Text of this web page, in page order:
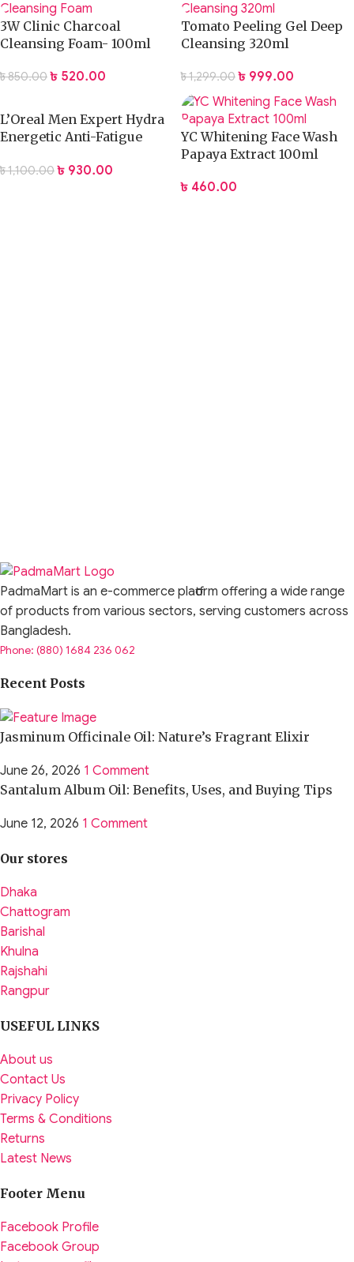
3W Clinic Charcoal
Cleansing Foam- 100ml
৳850.00 ৳ 520.00
Tomato Peeling Gel Deep
Cleansing 320ml
৳1,299.00 ৳ 999.00
L’Oreal Men Expert Hydra
Energetic Anti-Fatigue
৳1,100.00 ৳ 930.00
YC Whitening Face Wash
Papaya Extract 100ml
৳ 460.00
PadmaMart is an e-commerce platform offering a wide range
of products from various sectors, serving customers across
Bangladesh.
Phone: (880) 1684 236 062
Recent Posts
Jasminum Officinale Oil: Nature’s Fragrant Elixir
June 26, 2026 1 Comment
Santalum Album Oil: Benefits, Uses, and Buying Tips
June 12, 2026 1 Comment
Our stores
Dhaka
Chattogram
Barishal
Khulna
Rajshahi
Rangpur
USEFUL LINKS
About us
Contact Us
Privacy Policy
Terms & Conditions
Returns
Latest News
Footer Menu
Facebook Profile
Facebook Group